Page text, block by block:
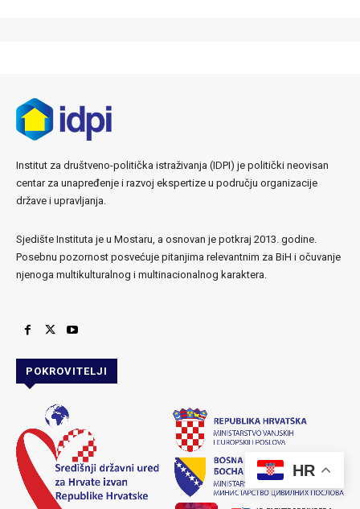
Institut za društveno-politička istraživanja (IDPI) je politički neovisan
centar za unapređenje i razvoj ekspertize u području organizacije
države i upravljanja.
Sjedište Instituta je u Mostaru, a osnovan je potkraj 2013. godine.
Posebnu pozornost posvećuje pitanjima relevantnim za BiH i očuvanje
njenoga multikulturalnog i multinacionalnog karaktera.
POKROVITELJI
HR